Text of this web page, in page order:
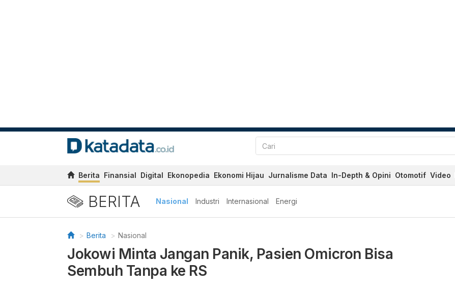
Berita Finansial Digital Ekonopedia Ekonomi Hijau Jurnalisme Data In-Depth & Opini Otomotif Video
BERITA Nasional Industri Internasional Energi
Berita Nasional
Jokowi Minta Jangan Panik, Pasien Omicron Bisa
Sembuh Tanpa ke RS